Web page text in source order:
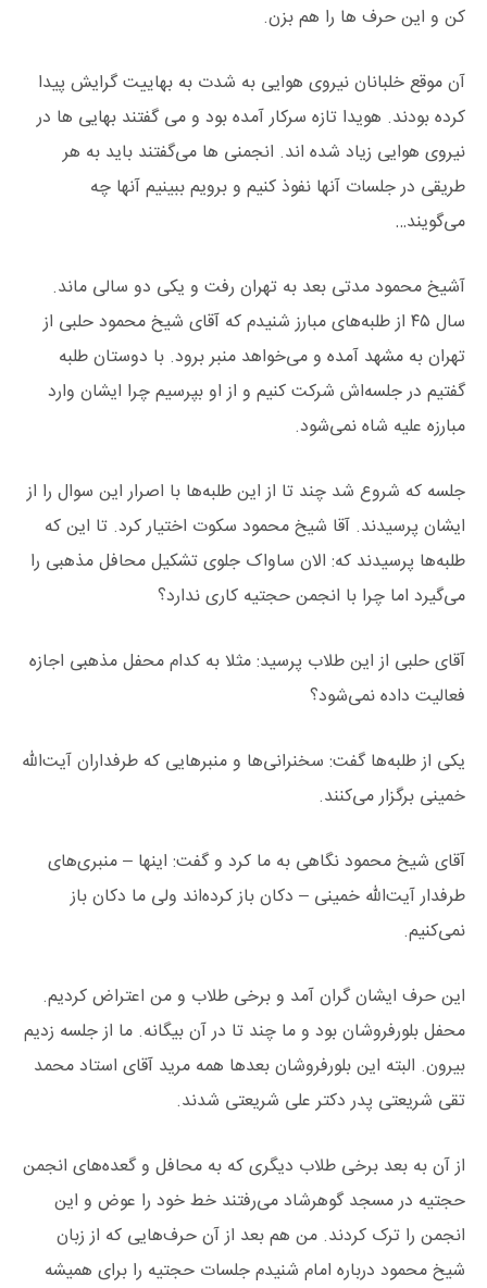
کن و این حرف ها را هم بزن.
آن موقع خلبانان نیروی هوایی به شدت به بهاییت گرایش پیدا
کرده بودند. هویدا تازه سرکار آمده بود و می گفتند بهایی ها در
نیروی هوایی زیاد شده اند. انجمنی ها می‌گفتند باید به هر
طریقی در جلسات آنها نفوذ کنیم و برویم ببینیم آنها چه
می‌گویند…
آشیخ محمود مدتی بعد به تهران رفت و یکی دو سالی ماند.
سال ۴۵ از طلبه‌های مبارز شنیدم که آقای شیخ محمود حلبی از
تهران به مشهد آمده و می‌خواهد منبر برود. با دوستان طلبه
گفتیم در جلسه‌اش شرکت کنیم و از او بپرسیم چرا ایشان وارد
مبارزه علیه شاه نمی‌شود.
جلسه که شروع شد چند تا از این طلبه‌ها با اصرار این سوال را از
ایشان پرسیدند. آقا شیخ محمود سکوت اختیار کرد. تا این که
طلبه‌ها پرسیدند که: الان ساواک جلوی تشکیل محافل مذهبی را
می‌گیرد اما چرا با انجمن حجتیه کاری ندارد؟
آقای حلبی از این طلاب پرسید: مثلا به کدام محفل مذهبی اجازه
فعالیت داده نمی‌شود؟
یکی از طلبه‌ها گفت: سخنرانی‌ها و منبرهایی که طرفداران آیت‌الله
خمینی برگزار می‌کنند.
آقای شیخ محمود نگاهی به ما کرد و گفت: اینها – منبری‌های
طرفدار آیت‌الله خمینی – دکان باز کرده‌اند ولی ما دکان باز
نمی‌کنیم.
این حرف ایشان گران آمد و برخی طلاب و من اعتراض کردیم.
محفل بلورفروشان بود و ما چند تا در آن بیگانه. ما از جلسه زدیم
بیرون. البته این بلورفروشان بعدها همه مرید آقای استاد محمد
تقی شریعتی پدر دکتر علی شریعتی شدند.
از آن به بعد برخی طلاب دیگری که به محافل و گعده‌های انجمن
حجتیه در مسجد گوهرشاد می‌رفتند خط خود را عوض و این
انجمن را ترک کردند. من هم بعد از آن حرف‌هایی که از زبان
شیخ محمود درباره امام شنیدم جلسات حجتیه را برای همیشه